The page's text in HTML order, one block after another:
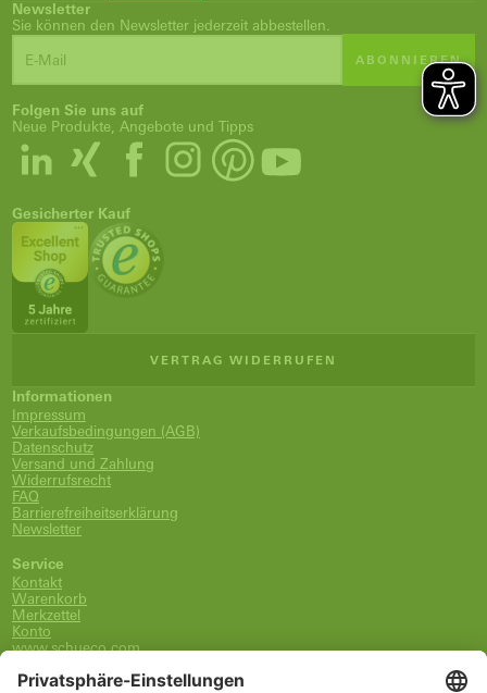
Newsletter
Sie können den Newsletter jederzeit abbestellen.
ABONNIEREN
Folgen Sie uns auf
Neue Produkte, Angebote und Tipps
Gesicherter Kauf
VERTRAG WIDERRUFEN
Informationen
Impressum
Verkaufsbedingungen (AGB)
Datenschutz
Versand und Zahlung
Widerrufsrecht
FAQ
Barrierefreiheitserklärung
Newsletter
Service
Kontakt
Warenkorb
Merkzettel
Konto
www.schueco.com